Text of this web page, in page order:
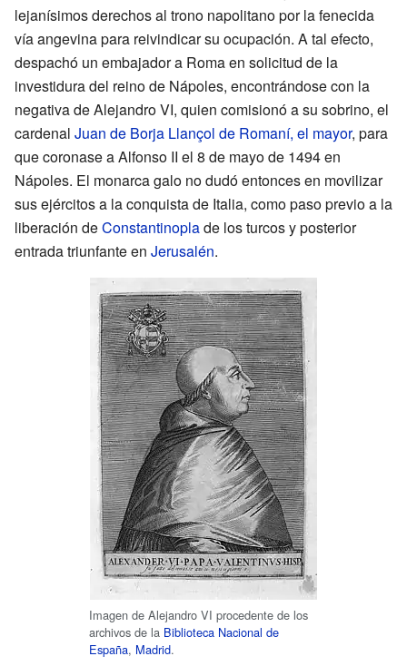
lejanísimos derechos al trono napolitano por la fenecida
vía angevina para reivindicar su ocupación. A tal efecto,
despachó un embajador a Roma en solicitud de la
investidura del reino de Nápoles, encontrándose con la
negativa de AlejandroVI, quien comisionó a su sobrino, el
cardenal Juan de Borja Llançol de Romaní, el mayor, para
que coronase a Alfonso II el 8 de mayo de 1494 en
Nápoles. El monarca galo no dudó entonces en movilizar
sus ejércitos a la conquista de Italia, como paso previo a la
liberación deConstantinoplade los turcos y posterior
entrada triunfante en Jerusalén.
Imagen de Alejandro VI procedente de los
archivos de la Biblioteca Nacional de
España, Madrid.